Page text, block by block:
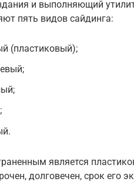
и выполняющий
пять видов сайдинга:
(пластиковый);
является
долговечен, срок его